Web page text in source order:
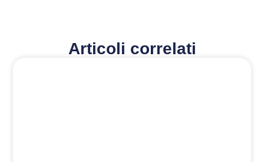
Articoli correlati